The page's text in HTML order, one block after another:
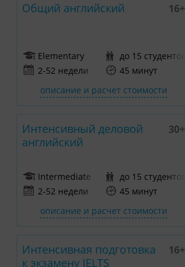
16+
Общий английский
Elementary
до 15 студентов
2-52 недели
45 минут
описание и расчет стоимости
30+
Интенсивный деловой
английский
Intermediate
до 15 студентов
2-52 недели
45 минут
описание и расчет стоимости
16+
Интенсивная подготовка
к экзамену IELTS